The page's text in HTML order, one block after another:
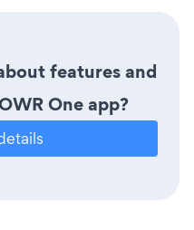
features and
One app?